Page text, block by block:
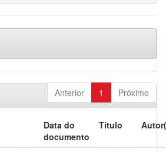
Anterior 1 Próximo
Data do
documento
Título